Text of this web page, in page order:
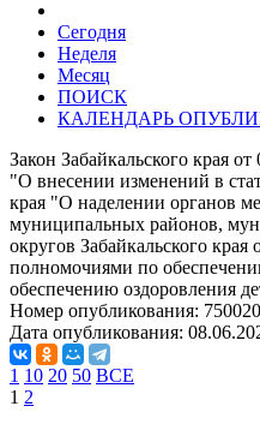
Сегодня
Неделя
Месяц
ПОИСК
КАЛЕНДАРЬ
Закон Забайкальского края
"О внесении изменений в
края "О наделении органов
муниципальных районов,
округов Забайкальского
полномочиями по
обеспечению оздоровления
Номер опубликования:
Дата опубликования:
1 10 20 50 ВСЕ
1 2